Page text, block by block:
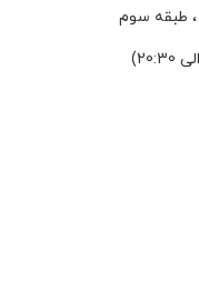
طبقه سوم